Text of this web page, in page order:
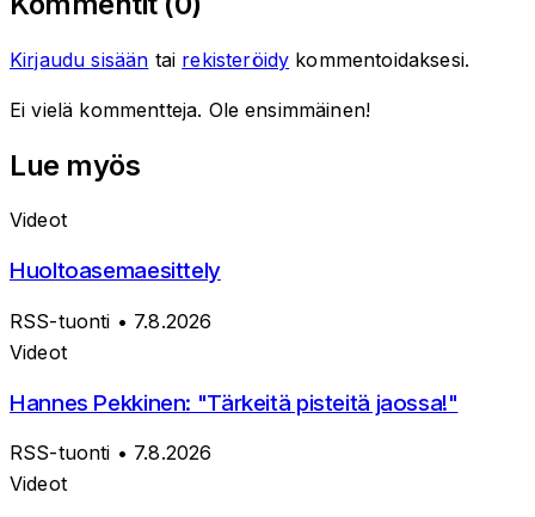
Kirjaudu sisään tai rekisteröidy kommentoidaksesi.
Ei vielä kommentteja. Ole ensimmäinen!
Lue myös
Videot
Huoltoasemaesittely
RSS-tuonti • 7.8.2026
Videot
Hannes Pekkinen: "Tärkeitä pisteitä jaossa!"
RSS-tuonti • 7.8.2026
Videot